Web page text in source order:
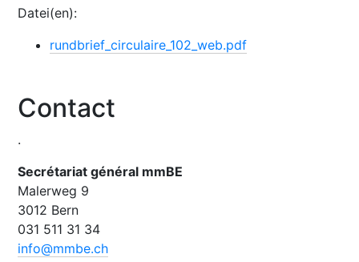
Datei(en):
rundbrief_circulaire_102_web.pdf
Contact
.
Secrétariat général mmBE
Malerweg 9
3012 Bern
031 511 31 34​​​​​​​
info@mmbe.ch